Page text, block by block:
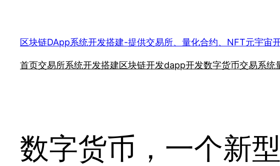
区块链DApp系统开发搭建-提供交易所、量化合约、NFT元宇宙
首页交易所系统开发搭建区块链开发dapp开发数字货币交易系统
数字货币，一个新